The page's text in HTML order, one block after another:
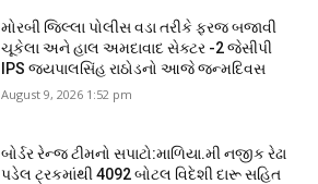
મોરબી જિલ્લા પોલીસ વડા તરીકે ફરજ બજાવી
ચૂકેલા અને હાલ અમદાવાદ સેક્ટર -2 જેસીપી
IPS જયપાલસિંહ રાઠોડનો આજે જન્મદિવસ
August 9, 2026 1:52 pm
બોર્ડર રેન્જ ટીમનો સપાટો:માળિયા.મી નજીક રેઢા
પડેલ ટ્રકમાંથી 4092 બોટલ વિદેશી દારૂ સહિત